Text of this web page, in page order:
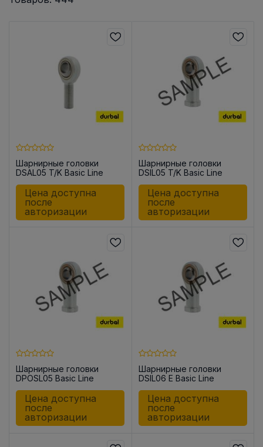
Шарнирные головки
DSAL05 T/K Basic Line
Цена доступна
после
авторизации
Шарнирные головки
DSIL05 T/K Basic Line
Цена доступна
после
авторизации
Шарнирные головки
DPOSL05 Basic Line
Цена доступна
после
авторизации
Шарнирные головки
DSIL06 E Basic Line
Цена доступна
после
авторизации